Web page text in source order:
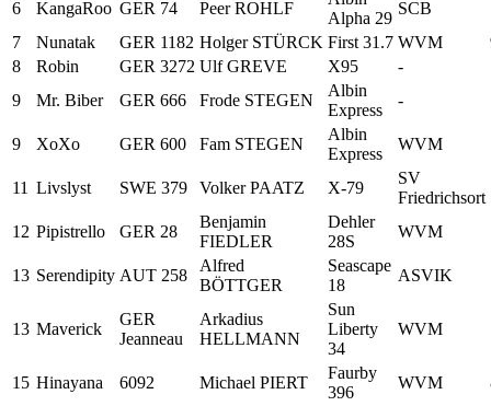
6 KangaRoo GER 74 Peer ROHLF
Alpha 29
SCB
7
Nunatak GER 1182 Holger STÜRCK First 31.7 WVM
8
Robin GER 3272 Ulf GREVE X95 -
9
Mr. Biber GER 666 Frode STEGEN
Albin
Express
-
9 XoXo GER 600 Fam STEGEN
Albin
Express
WVM
11 Livslyst SWE 379 Volker PAATZ X-79
SV
Friedrichsort
12 Pipistrello GER 28
Benjamin
FIEDLER
Dehler
28S
WVM
13 Serendipity AUT 258
Alfred
BÖTTGER
Seascape
18
ASVIK
13 Maverick
GER
Jeanneau
Arkadius
HELLMANN
Sun
Liberty
34
WVM
15 Hinayana 6092 Michael PIERT
Faurby
396
WVM